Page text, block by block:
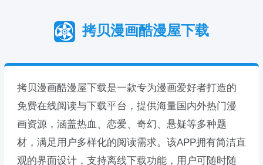
拷贝漫画酷漫屋下载
拷贝漫画酷漫屋下载是一款专为漫画爱好者打造的
免费在线阅读与下载平台，提供海量国内外热门漫
画资源，涵盖热血、恋爱、奇幻、悬疑等多种题
材，满足用户多样化的阅读需求。该APP拥有简洁直
观的界面设计，支持离线下载功能，用户可随时随